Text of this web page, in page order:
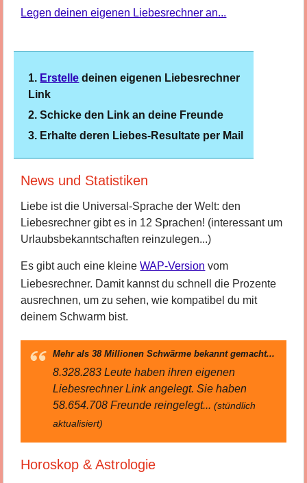
Legen deinen eigenen Liebesrechner an...
Erstelle deinen eigenen Liebesrechner
Link
Schicke den Link an deine Freunde
Erhalte deren Liebes-Resultate per Mail
News und Statistiken
Liebe ist die Universal-Sprache der Welt: den
Liebesrechner gibt es in 12 Sprachen! (interessant um
Urlaubsbekanntschaften reinzulegen...)
Es gibt auch eine kleineWAP-Version vom
Liebesrechner. Damit kannst du schnell die Prozente
ausrechnen, um zu sehen, wie kompatibel du mit
deinem Schwarm bist.
Mehr als 38 Millionen Schwärme bekannt gemacht...
8.328.283 Leute haben ihren eigenen
Liebesrechner Link angelegt. Sie haben
58.654.708 Freunde reingelegt...(stündlich
aktualisiert)
Horoskop & Astrologie